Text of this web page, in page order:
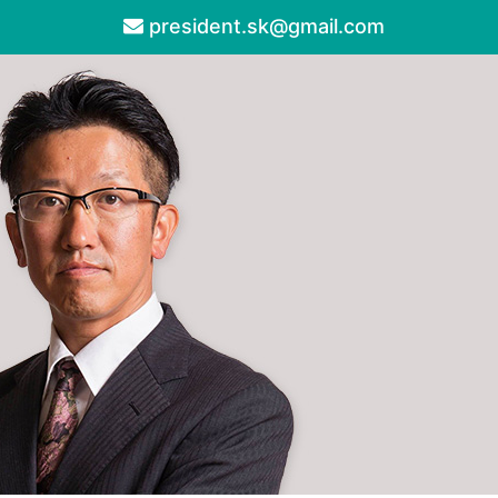
president.sk@gmail.com